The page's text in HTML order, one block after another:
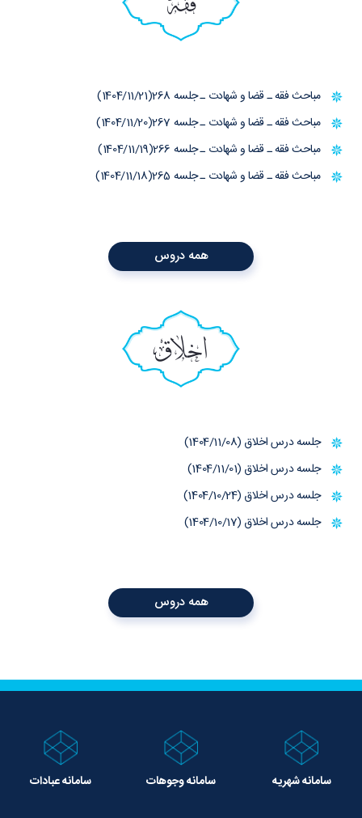
مباحث فقه ـ قضا و شهادت ـ جلسه 268(1404/11/21)
مباحث فقه ـ قضا و شهادت ـ جلسه 267(1404/11/20)
مباحث فقه ـ قضا و شهادت ـ جلسه 266(1404/11/19)
مباحث فقه ـ قضا و شهادت ـ جلسه 265(1404/11/18)
همه دروس
اخلاق
جلسه درس اخلاق (1404/11/08)
جلسه درس اخلاق (1404/11/01)
جلسه درس اخلاق (1404/10/24)
جلسه درس اخلاق (1404/10/17)
همه دروس
سامانه شهریه سامانه وجوهات سامانه عبادات